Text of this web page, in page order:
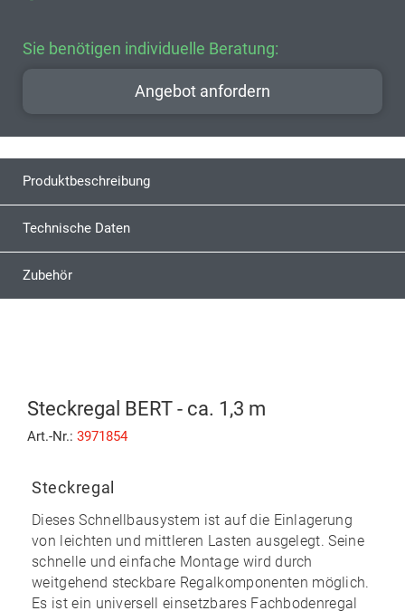
Sie benötigen individuelle Beratung:
Angebot anfordern
Produktbeschreibung
Technische Daten
Zubehör
Steckregal BERT - ca. 1,3 m
Art.-Nr.: 3971854
Steckregal
Dieses Schnellbausystem ist auf die Einlagerung
von leichten und mittleren Lasten ausgelegt. Seine
schnelle und einfache Montage wird durch
weitgehend steckbare Regalkomponenten möglich.
Es ist ein universell einsetzbares Fachbodenregal